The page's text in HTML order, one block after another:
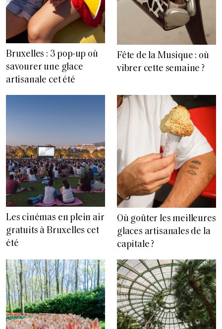
Bruxelles : 3 pop-up où
savourer une glace
artisanale cet été
Fête de la Musique : où
vibrer cette semaine ?
Les cinémas en plein air
gratuits à Bruxelles cet
été
Où goûter les meilleures
glaces artisanales de la
capitale ?